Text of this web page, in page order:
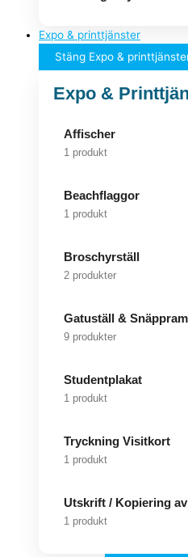
Expo & printtjänster
Stäng Expo &
Expo &
Affischer
1 produkt
Beachflaggor
1 produkt
Broschyrställ
2 produkter
Gatuställ &
9 produkter
Studentplakat
1 produkt
Tryckning Visitkort
1 produkt
Utskrift / Kopiering
1 produkt